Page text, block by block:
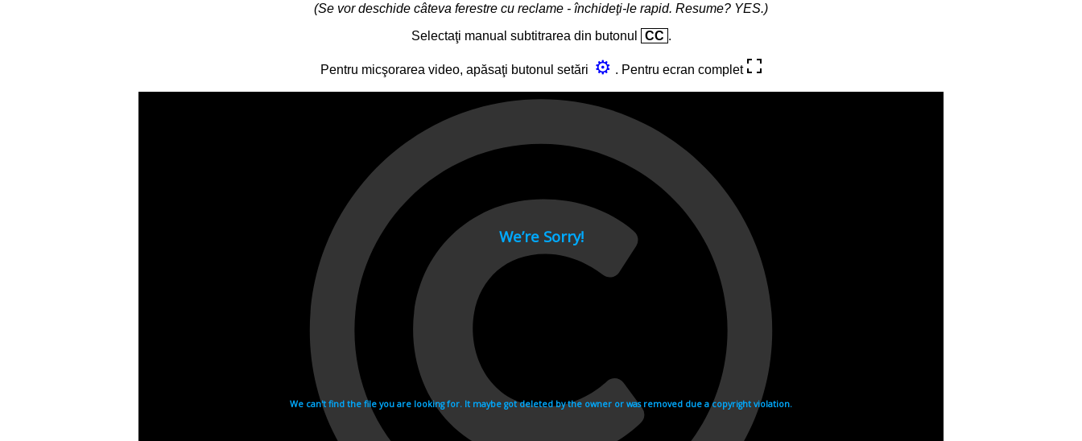
(Se vor deschide câteva ferestre cu reclame - închideţi-le rapid. Resume? YES.)
Selectaţi manual subtitrarea din butonul
CC .
Pentru micşorarea video, apăsaţi butonul setări ⚙ . Pentru ecran complet